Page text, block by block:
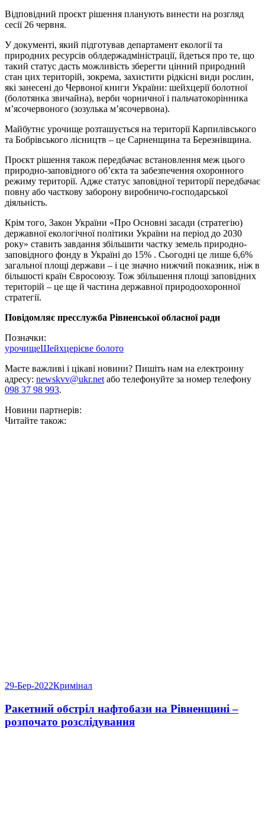
Відповідний проєкт рішення планують винести на розгляд
сесії 26 червня.
У документі, який підготував департамент екології та
природних ресурсів облдержадміністрації, йдеться про те, що
такий статус дасть можливість зберегти цінний природний
стан цих територій, зокрема, захистити рідкісні види рослин,
які занесені до Червоної книги України: шейхцерії болотної
(болотянка звичайна), верби чорничної і пальчатокорінника
м’ясочервоного (зозулька м’ясочервона).
Майбутнє урочище розташується на території Карпилівського
та Бобрівського лісництв – це Сарненщина та Березнівщина.
Проєкт рішення також передбачає встановлення меж цього
природно-заповідного об’єкта та забезпечення охоронного
режиму території. Адже статус заповідної території передбачає
повну або часткову заборону виробничо-господарської
діяльність.
Крім того, Закон України «Про Основні засади (стратегію)
державної екологічної політики України на період до 2030
року» ставить завдання збільшити частку земель природно-
заповідного фонду в Україні до 15% . Сьогодні це лише 6,6%
загальної площі держави – і це значно нижчий показник, ніж в
більшості країн Євросоюзу. Тож збільшення площі заповідних
територій – це ще й частина державної природоохоронної
стратегії.
Повідомляє пресслужба Рівненської обласної ради
Позначки:
урочищеШейхцерієве болото
Маєте важливі і цікаві новини? Пишіть нам на електронну
адресу: newskvv@ukr.netабо телефонуйте за номер телефону
098 37 98 993.
Новини партнерів:
Читайте також:
29-Бер-2022Кримінал
Ракетний обстріл нафтобази на Рівненщині –
розпочато розслідування